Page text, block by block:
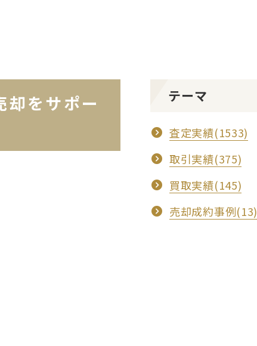
をサポー
テーマ
査定実績(1533)
取引実績(375)
買取実績(145)
売却成約事例(13)